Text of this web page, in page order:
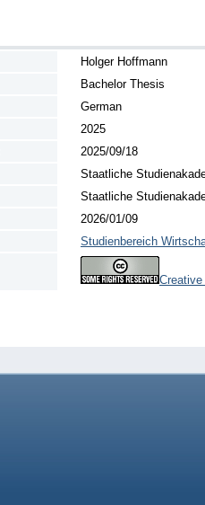
Holger Hoffmann
Bachelor Thesis
German
2025
2025/09/18
Staatliche
Staatliche
2026/01/09
Studienbereich